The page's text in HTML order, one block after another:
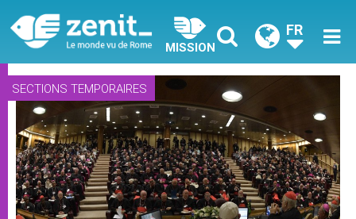
MISSION
FR
SECTIONS TEMPORAIRES